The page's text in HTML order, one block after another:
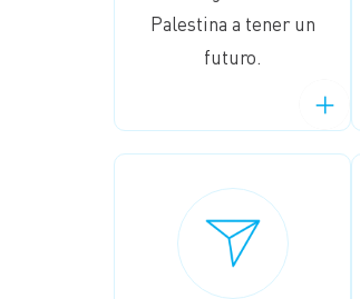
Palestina a tener un
futuro.